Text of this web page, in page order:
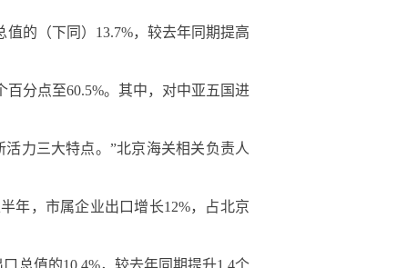
的（下同）13.7%，较去年同期提高
分点至60.5%。其中，对中亚五国进
力三大特点。”北京海关相关负责人
年，市属企业出口增长12%，占北京
总值的10.4%，较去年同期提升1.4个